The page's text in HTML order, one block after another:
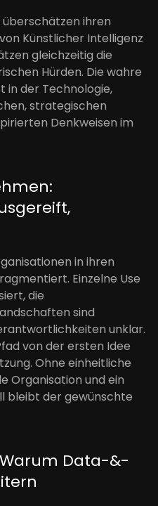
ihren
Künstlicher Intelligenz
gleichzeitig die
Hürden. Die wahre
in der Technologie,
strategischen
Denkweisen im
in ihren
Einzelne Use
die
sind
unklar.
von der ersten Idee
Ohne einheitliche
Organisation und ein
bleibt der gewünschte
Data-&-